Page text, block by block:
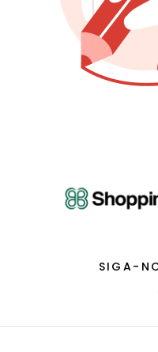
SIGA-